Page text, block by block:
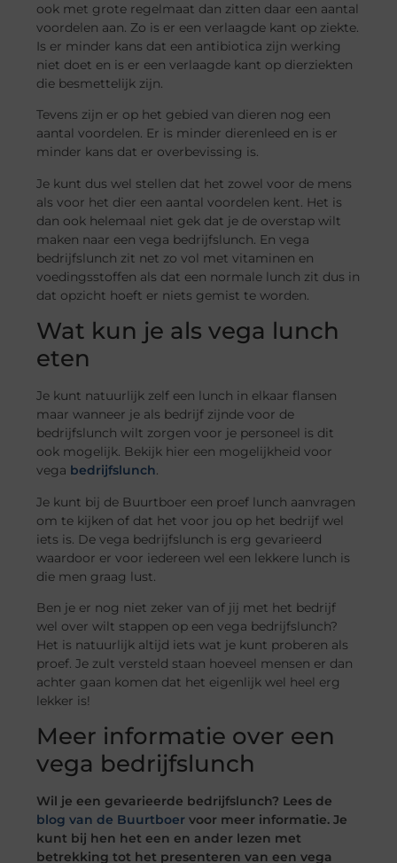
ook met grote regelmaat dan zitten daar een aantal
voordelen aan. Zo is er een verlaagde kant op ziekte.
Is er minder kans dat een antibiotica zijn werking
niet doet en is er een verlaagde kant op dierziekten
die besmettelijk zijn.
Tevens zijn er op het gebied van dieren nog een
aantal voordelen. Er is minder dierenleed en is er
minder kans dat er overbevissing is.
Je kunt dus wel stellen dat het zowel voor de mens
als voor het dier een aantal voordelen kent. Het is
dan ook helemaal niet gek dat je de overstap wilt
maken naar een vega bedrijfslunch. En vega
bedrijfslunch zit net zo vol met vitaminen en
voedingsstoffen als dat een normale lunch zit dus in
dat opzicht hoeft er niets gemist te worden.
Wat kun je als vega lunch
eten
Je kunt natuurlijk zelf een lunch in elkaar flansen
maar wanneer je als bedrijf zijnde voor de
bedrijfslunch wilt zorgen voor je personeel is dit
ook mogelijk. Bekijk hier een mogelijkheid voor
vega bedrijfslunch.
Je kunt bij de Buurtboer een proef lunch aanvragen
om te kijken of dat het voor jou op het bedrijf wel
iets is. De vega bedrijfslunch is erg gevarieerd
waardoor er voor iedereen wel een lekkere lunch is
die men graag lust.
Ben je er nog niet zeker van of jij met het bedrijf
wel over wilt stappen op een vega bedrijfslunch?
Het is natuurlijk altijd iets wat je kunt proberen als
proef. Je zult versteld staan hoeveel mensen er dan
achter gaan komen dat het eigenlijk wel heel erg
lekker is!
Meer informatie over een
vega bedrijfslunch
Wil je een gevarieerde bedrijfslunch? Lees de
blog van de Buurtboer voor meer informatie. Je
kunt bij hen het een en ander lezen met
betrekking tot het presenteren van een vega